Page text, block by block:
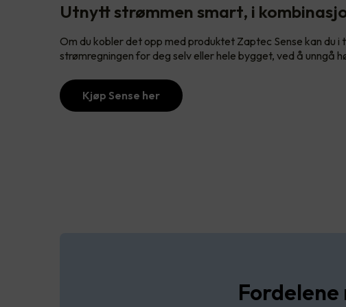
Utnytt strømmen smart, i
Om du kobler det opp med produktet Zaptec Sense kan du i
strømregningen for deg selv eller hele bygget, ved å unngå
Kjøp Sense her
Fordelene